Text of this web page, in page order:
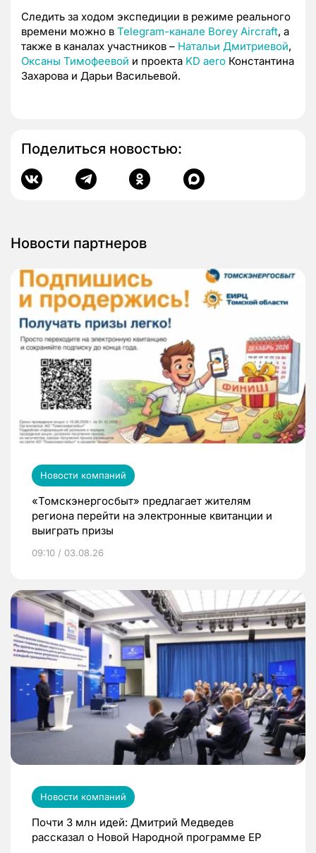
Следить за ходом экспедиции в режиме реального
времени можно в Telegram-канале Borey Aircraft, а
также в каналах участников – Натальи Дмитриевой,
Оксаны Тимофеевой и проекта KD aero Константина
Захарова и Дарьи Васильевой.
Поделиться новостью:
Новости партнеров
Новости компаний
«Томскэнергосбыт» предлагает жителям
региона перейти на электронные квитанции и
выиграть призы
09:10 / 03.08.26
Новости компаний
Почти 3 млн идей: Дмитрий Медведев
рассказал о Новой Народной программе ЕР